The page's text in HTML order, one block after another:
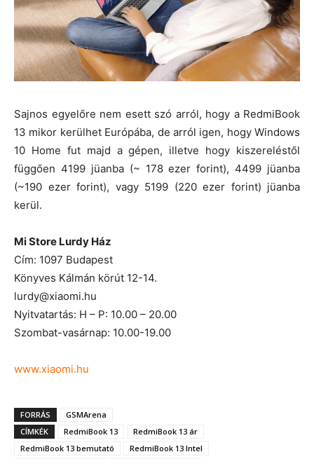
Sajnos egyelőre nem esett szó arról, hogy a RedmiBook
13 mikor kerülhet Európába, de arról igen, hogy Windows
10 Home fut majd a gépen, illetve hogy kiszereléstől
függően 4199 jüanba (~ 178 ezer forint), 4499 jüanba
(~190 ezer forint), vagy 5199 (220 ezer forint) jüanba
kerül.
Mi Store Lurdy Ház
Cím: 1097 Budapest
Könyves Kálmán körút 12-14.
lurdy@xiaomi.hu
Nyitvatartás: H – P: 10.00 – 20.00
Szombat-vasárnap: 10.00-19.00
www.xiaomi.hu
FORRÁS
GSMArena
CÍMKÉK
RedmiBook 13
RedmiBook 13 ár
RedmiBook 13 bemutató
RedmiBook 13 Intel